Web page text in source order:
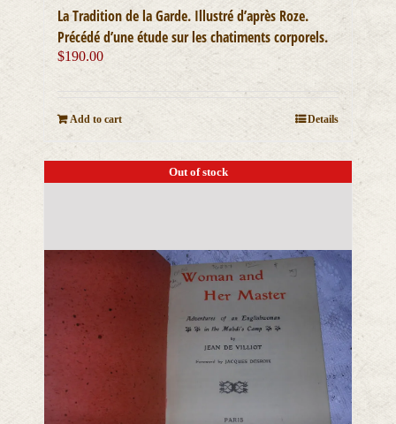
La Tradition de la Garde. Illustré d’après Roze.
Précédé d’une étude sur les chatiments corporels.
$190.00
Add to cart Details
Out of stock